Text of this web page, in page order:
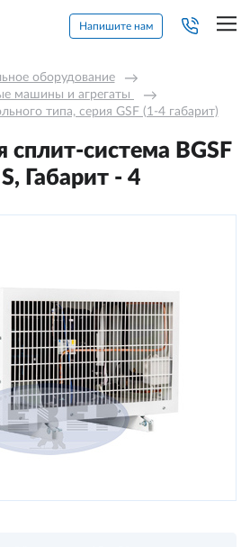
Напишите нам
оборудование →
машины и агрегаты →
типа, серия GSF (1-4 габарит)
сплит-система BGSF
Габарит - 4